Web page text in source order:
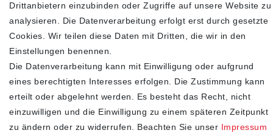
SHOP
Impressum
Daten­schutz­erklärung
AGB
Widerrufs­recht
Drittanbietern einzubinden oder Zugriffe auf unsere Website zu
analysieren. Die Datenverarbeitung erfolgt erst durch gesetzte
Cookies. Wir teilen diese Daten mit Dritten, die wir in den
Einstellungen benennen.
Die Datenverarbeitung kann mit Einwilligung oder aufgrund
eines berechtigten Interesses erfolgen. Die Zustimmung kann
erteilt oder abgelehnt werden. Es besteht das Recht, nicht
einzuwilligen und die Einwilligung zu einem späteren Zeitpunkt
zu ändern oder zu widerrufen. Beachten Sie unser Impressum